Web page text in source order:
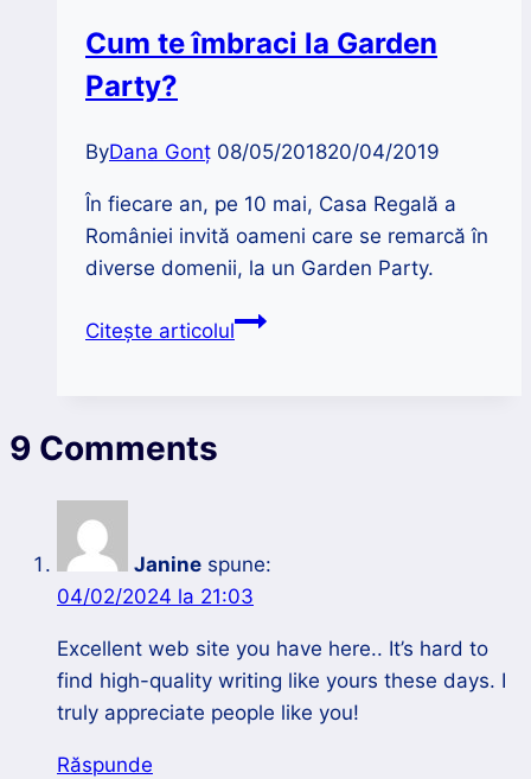
pe
Cum te îmbraci la Garden
Party?
ByDana Gonț 08/05/201820/04/2019
În fiecare an, pe 10 mai, Casa Regală a
României invită oameni care se remarcă în
diverse domenii, la un Garden Party.
Citește articolulCum
9 Comments
Janine spune:
04/02/2024 la 21:03
Excellent web site you have here.. It’s hard to
find high-quality writing like yours these days. I
truly appreciate people like you!
Răspunde